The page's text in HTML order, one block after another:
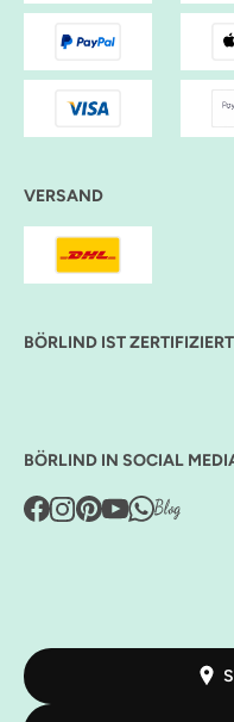
VERSAND
BÖRLIND IST
BÖRLIND IN SOCIAL